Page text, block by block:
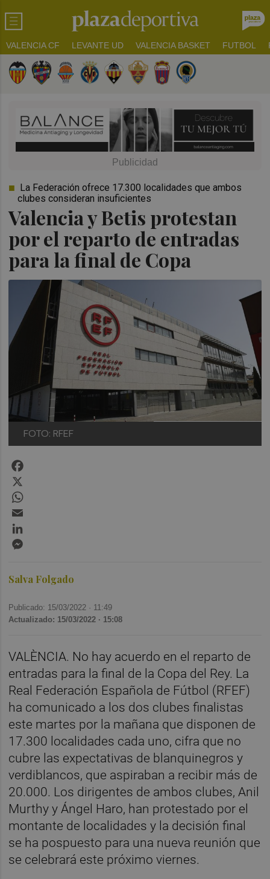
VALENCIA CF LEVANTE UD VALENCIA BASKET FUTBOL
Valencia y Betis protestan
por el reparto de entradas
para la final de Copa
La Federación ofrece 17.300 localidades que ambos
clubes consideran insuficientes
FOTO: RFEF
Salva Folgado
Publicado: 15/03/2022 · 11:49
Actualizado: 15/03/2022 · 15:08
VALÈNCIA. No hay acuerdo en el reparto de
entradas para la final de la Copa del Rey. La
Real Federación Española de Fútbol (RFEF)
ha comunicado a los dos clubes finalistas
este martes por la mañana que disponen de
17.300 localidades cada uno, cifra que no
cubre las expectativas de blanquinegros y
verdiblancos, que aspiraban a recibir más de
20.000. Los dirigentes de ambos clubes, Anil
Murthy y Ángel Haro, han protestado por el
montante de localidades y la decisión final
se ha pospuesto para una nueva reunión que
se celebrará este próximo viernes.